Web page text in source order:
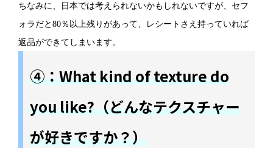
ちなみに、日本では考えられないかもしれないですが、セフ
ォラだと80％以上残りがあって、レシートさえ持っていれば
返品ができてしまいます。
④：What kind of texture do
you like?（どんなテクスチャー
が好きですか？）